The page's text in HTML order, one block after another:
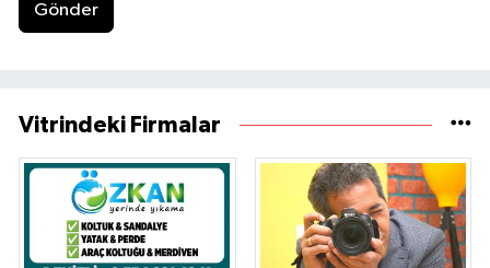
Gönder
Vitrindeki Firmalar